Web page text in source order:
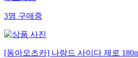
3명 구매중
[동아오츠카] 나랑드 사이다 제로